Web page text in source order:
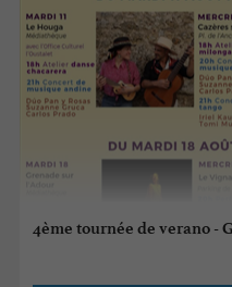
4ème tournée de verano -